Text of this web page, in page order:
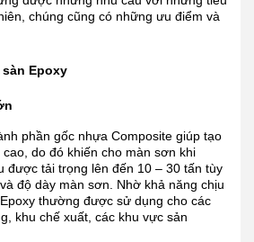
chúng cũng có những ưu điểm và
Epoxy
phần gốc nhựa Composite giúp tạo
do đó khiến cho màn sơn khi
được tải trọng lên đến 10 – 30 tấn tùy
độ dày màn sơn. Nhờ khả năng chịu
thường được sử dụng cho các
khu chế xuất, các khu vực sản